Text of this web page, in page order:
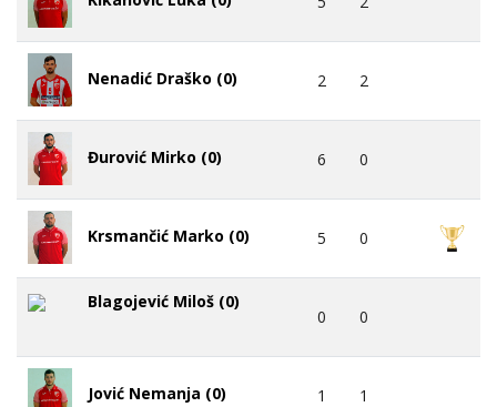
Nenadić Draško (0) 2 2
Đurović Mirko (0) 6 0
Krsmančić Marko (0) 5 0
Blagojević Miloš (0)
0 0
Jović Nemanja (0) 1 1